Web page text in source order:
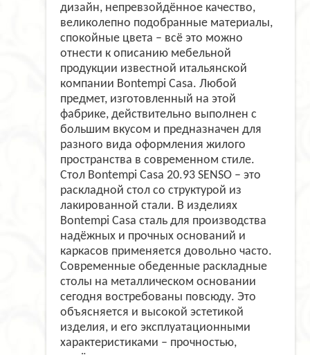
дизайн, непревзойдённое качество,
великолепно подобранные материалы,
спокойные цвета – всё это можно
отнести к описанию мебельной
продукции известной итальянской
компании Bontempi Casa. Любой
предмет, изготовленный на этой
фабрике, действительно выполнен с
большим вкусом и предназначен для
разного вида оформления жилого
пространства в современном стиле.
Стол Bontempi Casa 20.93 SENSO – это
раскладной стол со структурой из
лакированной стали. В изделиях
Bontempi Casa сталь для производства
надёжных и прочных оснований и
каркасов применяется довольно часто.
Современные обеденные раскладные
столы на металлическом основании
сегодня востребованы повсюду. Это
объясняется и высокой эстетикой
изделия, и его эксплуатационными
характеристиками – прочностью,